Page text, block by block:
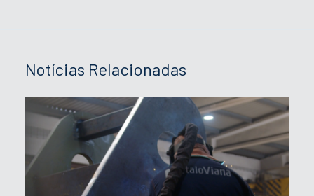
Notícias Relacionadas